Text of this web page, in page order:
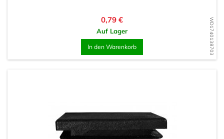
WD1740138703
Preis
0,79 €
Auf Lager
In den Warenkorb